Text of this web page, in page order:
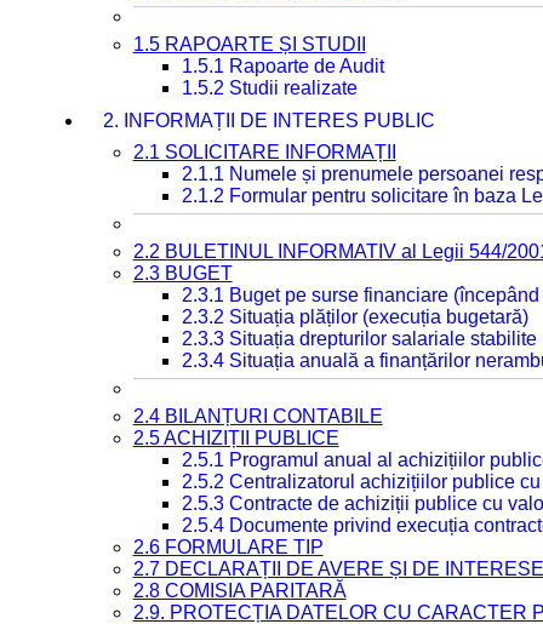
1.5 RAPOARTE ȘI STUDII
1.5.1 Rapoarte de Audit
1.5.2 Studii realizate
2. INFORMAȚII DE INTERES PUBLIC
2.1 SOLICITARE INFORMAȚII
2.1.1 Numele și prenumele persoanei
2.1.2 Formular pentru solicitare în baza
2.2 BULETINUL INFORMATIV al Legii 544/
2.3 BUGET
2.3.1 Buget pe surse financiare
2.3.2 Situația plăților (execuția bugetară)
2.3.3 Situația drepturilor salariale
2.3.4 Situația anuală a finanțărilor
2.4 BILANȚURI CONTABILE
2.5 ACHIZIȚII PUBLICE
2.5.1 Programul anual al achizițiilor
2.5.2 Centralizatorul achizițiilor publice
2.5.3 Contracte de achiziții publice cu
2.5.4 Documente privind execuția
2.6 FORMULARE TIP
2.7 DECLARAȚII DE AVERE ȘI DE INTERESE
2.8 COMISIA PARITARĂ
2.9. PROTECȚIA DATELOR CU CARACTER